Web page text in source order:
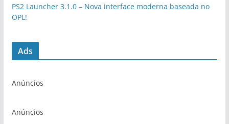
PS2 Launcher 3.1.0 – Nova interface moderna baseada no
OPL!
Ads
Anúncios
Anúncios